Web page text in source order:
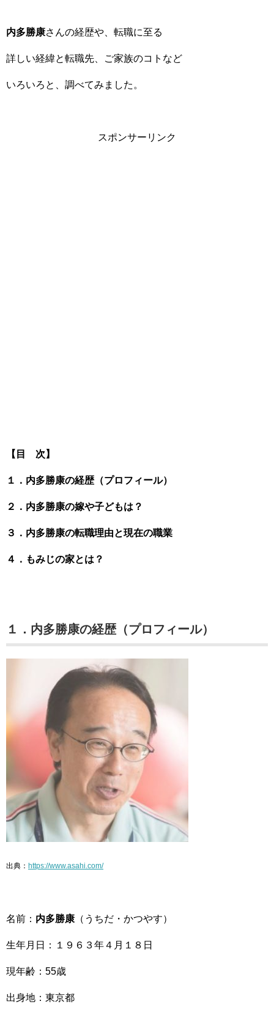
内多勝康さんの経歴や、転職に至る
詳しい経緯と転職先、ご家族のコトなど
いろいろと、調べてみました。
スポンサーリンク
【目 次】
１．内多勝康の経歴（プロフィール）
２．内多勝康の嫁や子どもは？
３．内多勝康の転職理由と現在の職業
４．もみじの家とは？
１．内多勝康の経歴（プロフィール）
出典： https://www.asahi.com/
名前： 内多勝康 （うちだ・かつやす）
生年月日：１９６３年４月１８日
現年齢：55歳
出身地：東京都